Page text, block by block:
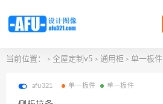
当前位置： > 全屋定制v5 > 通用柜 > 单一板件
afu321 单一板件 单一板件